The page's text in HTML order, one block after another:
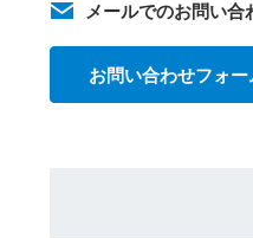
メールでのお問い合
お問い合わせフォー